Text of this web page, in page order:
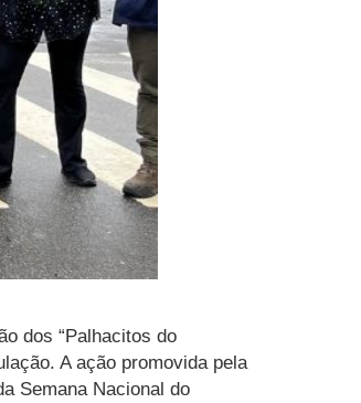
dos “Palhacitos do
A ação promovida pela
Semana Nacional do